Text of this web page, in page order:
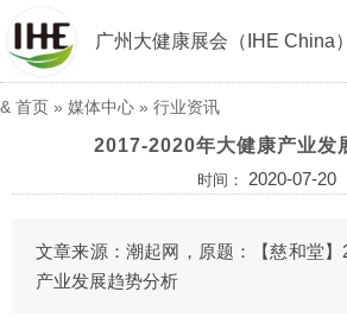
广州大健康展会（IHE China）
& 首页 » 媒体中心 » 行业资讯
2017-2020年大健康产业发
时间： 2020-07-20
文章来源：潮起网，原题：【慈和堂】
产业发展趋势分析